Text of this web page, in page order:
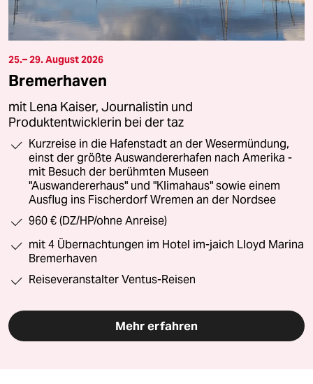
25.– 29. August 2026
Bremerhaven
mit Lena Kaiser, Journalistin und
Produktentwicklerin bei der taz
Kurzreise in die Hafenstadt an der Wesermündung,
einst der größte Auswandererhafen nach Amerika -
mit Besuch der berühmten Museen
"Auswandererhaus" und "Klimahaus" sowie einem
Ausflug ins Fischerdorf Wremen an der Nordsee
960 € (DZ/HP/ohne Anreise)
mit 4 Übernachtungen im Hotel im-jaich Lloyd Marina
Bremerhaven
Reiseveranstalter Ventus-Reisen
Mehr erfahren